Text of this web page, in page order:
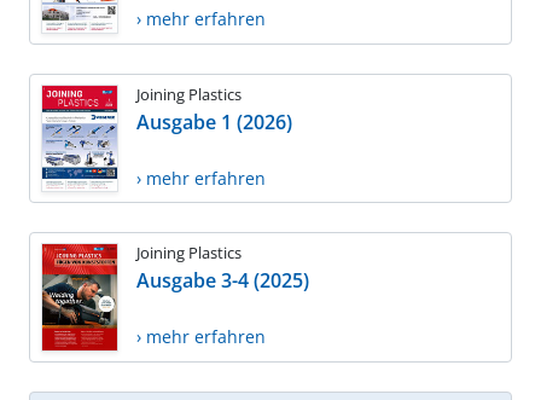
› mehr erfahren
Joining Plastics
Ausgabe 1 (2026)
› mehr erfahren
Joining Plastics
Ausgabe 3-4 (2025)
› mehr erfahren